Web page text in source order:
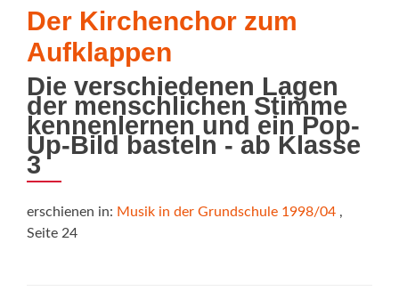
Der Kirchenchor zum
Aufklappen
Die verschiedenen Lagen
der menschlichen Stimme
kennenlernen und ein Pop-
Up-Bild basteln - ab Klasse
3
erschienen in: Musik in der Grundschule 1998/04 ,
Seite 24